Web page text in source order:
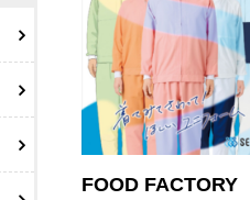
FOOD FACTORY